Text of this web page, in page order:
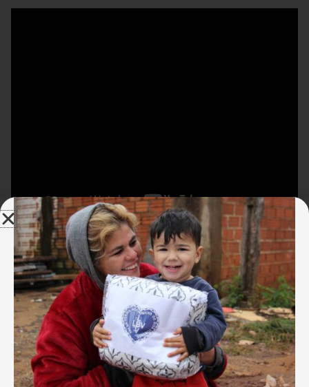
Esta ação faz parte da campanha SOS
Calamidades, que visa amenizar os impactos
socioeconômicos gerados pela pandemia.
Situada em um região de mananciais, a comunidade
abriga cerca de três mil pessoas em situação de
extrema pobreza e vulnerabilidade social. Em função
da crise mundial da Covid-19, estes habitantes têm
enfrentado ainda mais dificuldades.